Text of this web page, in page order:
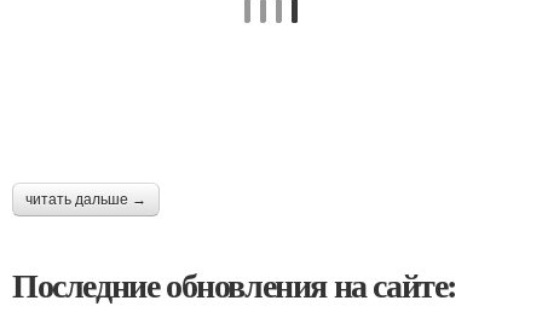
читать дальше →
Последние обновления на сайте: